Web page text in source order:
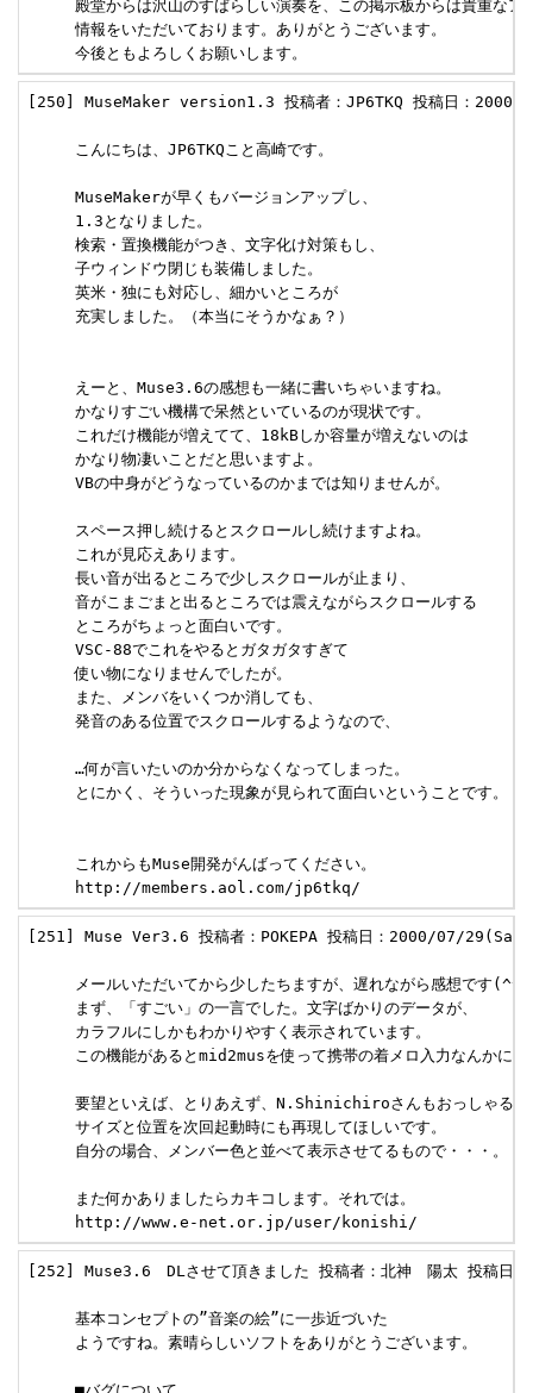
殿堂からは沢山のすばらしい演奏を、この掲示板からは貴重なア
     情報をいただいております。ありがとうございます。
     今後ともよろしくお願いします。
[250] MuseMaker version1.3 投稿者：JP6TKQ 投稿日：
     こんにちは、JP6TKQこと高崎です。
     MuseMakerが早くもバージョンアップし、
     1.3となりました。
     検索・置換機能がつき、文字化け対策もし、
     子ウィンドウ閉じも装備しました。
     英米・独にも対応し、細かいところが
     充実しました。（本当にそうかなぁ？）
     えーと、Muse3.6の感想も一緒に書いちゃいますね。
     かなりすごい機構で呆然といているのが現状です。
     これだけ機能が増えてて、18kBしか容量が増えないのは
     かなり物凄いことだと思いますよ。
     VBの中身がどうなっているのかまでは知りませんが。
     スペース押し続けるとスクロールし続けますよね。
     これが見応えあります。
     長い音が出るところで少しスクロールが止まり、
     音がこまごまと出るところでは震えながらスクロールする
     ところがちょっと面白いです。
     VSC-88でこれをやるとガタガタすぎて
     使い物になりませんでしたが。
     また、メンバをいくつか消しても、
     発音のある位置でスクロールするようなので、
     …何が言いたいのか分からなくなってしまった。
     とにかく、そういった現象が見られて面白いということです。
     これからもMuse開発がんばってください。
     http://members.aol.com/jp6tkq/
[251] Muse Ver3.6 投稿者：POKEPA 投稿日：2000/07/
     メールいただいてから少したちますが、遅れながら感想です(^^;
     まず、「すごい」の一言でした。文字ばかりのデータが、
     カラフルにしかもわかりやすく表示されています。
この機能があるとmid2musを使って携帯の着メロ入力なんかにも
要望といえば、とりあえず、N.Shinichiroさんもおっしゃるよ
     サイズと位置を次回起動時にも再現してほしいです。
     自分の場合、メンバー色と並べて表示させてるもので・・・。
     また何かありましたらカキコします。それでは。
     http://www.e-net.or.jp/user/konishi/
[252] Muse3.6　DLさせて頂きました 投稿者：北神　陽太 投
     基本コンセプトの”音楽の絵”に一歩近づいた
     ようですね。素晴らしいソフトをありがとうございます。